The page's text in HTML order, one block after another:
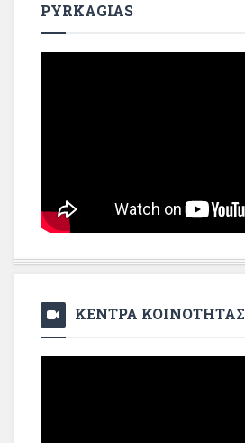
PYRKAGIAS
ΚΕΝΤΡΑ ΚΟΙΝΟΤΗΤΑΣ